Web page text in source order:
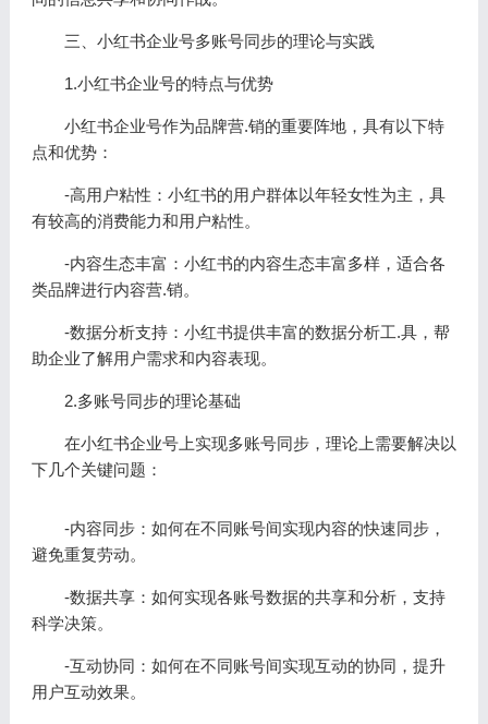
三、小红书企业号多账号同步的理论与实践
1.小红书企业号的特点与优势
小红书企业号作为品牌营.销的重要阵地，具有以下特
点和优势：
-高用户粘性：小红书的用户群体以年轻女性为主，具
有较高的消费能力和用户粘性。
-内容生态丰富：小红书的内容生态丰富多样，适合各
类品牌进行内容营.销。
-数据分析支持：小红书提供丰富的数据分析工.具，帮
助企业了解用户需求和内容表现。
2.多账号同步的理论基础
在小红书企业号上实现多账号同步，理论上需要解决以
下几个关键问题：
-内容同步：如何在不同账号间实现内容的快速同步，
避免重复劳动。
-数据共享：如何实现各账号数据的共享和分析，支持
科学决策。
-互动协同：如何在不同账号间实现互动的协同，提升
用户互动效果。